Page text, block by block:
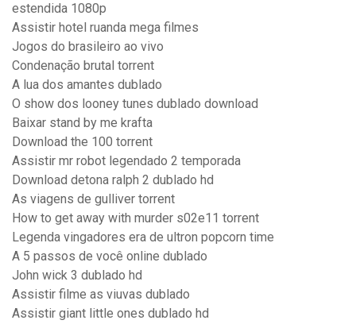
estendida 1080p
Assistir hotel ruanda mega filmes
Jogos do brasileiro ao vivo
Condenação brutal torrent
A lua dos amantes dublado
O show dos looney tunes dublado download
Baixar stand by me krafta
Download the 100 torrent
Assistir mr robot legendado 2 temporada
Download detona ralph 2 dublado hd
As viagens de gulliver torrent
How to get away with murder s02e11 torrent
Legenda vingadores era de ultron popcorn time
A 5 passos de você online dublado
John wick 3 dublado hd
Assistir filme as viuvas dublado
Assistir giant little ones dublado hd